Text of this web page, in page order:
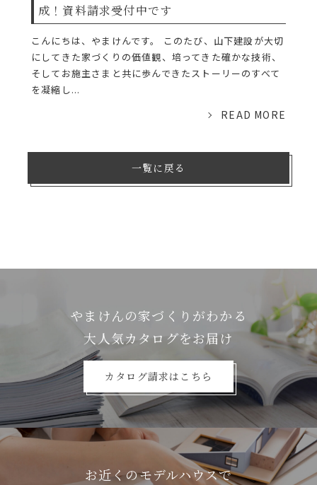
成！資料請求受付中です
こんにちは、やまけんです。 このたび、山下建設が大切
にしてきた家づくりの価値観、培ってきた確かな技術、
そしてお施主さまと共に歩んできたストーリーのすべて
を凝縮し...
READ MORE
一覧に戻る
やまけんの家づくりがわかる
⼤⼈気カタログをお届け
カタログ請求はこちら
お近くのモデルハウスで